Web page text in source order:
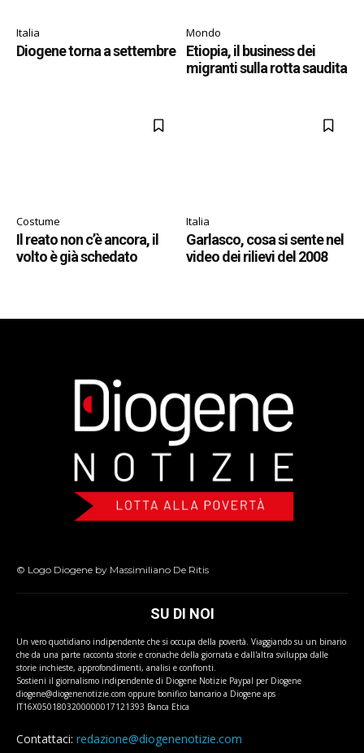
Italia
Diogene torna a settembre
Mondo
Etiopia, il business dei
migranti sulla rotta saudita
Costume
Il reato non c’è ancora, il
volto è già schedato
Italia
Garlasco, cosa si sente nel
video dei rilievi del 2008
© Logo Diogene by Massimiliano De Ritis
SU DI NOI
Un vero quotidiano indipendente che si occupa della povertà. Viaggiando su un binario
che da una parte racconta storie e cronache della giornata e dall'altra sviluppa dalle
storie inchieste, approfondimenti, analisi e confronti.
Sostieni il giornalismo indipendente di Diogene Notizie Paypal per Diogene
diogene@diogenenotizie.com oppure bonifico bancario a Diogene aps
IT16X0501803200000017121393 Banca Etica
Contattaci: redazione@diogenenotizie.com